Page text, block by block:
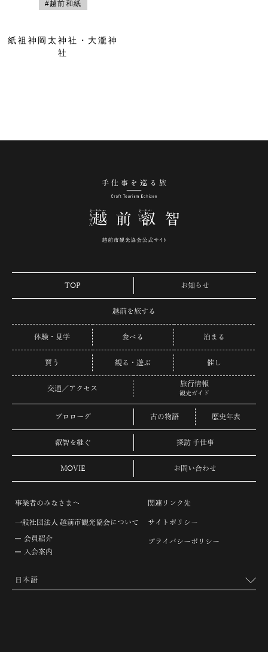
#越前和紙
紙祖神岡太神社・大瀧神
社
TOP お知らせ
越前を旅する
体験・見学 食べる 泊まる
買う 観る・遊ぶ 催し
交通／アクセス
旅行情報
観光ガイド
プロローグ 古の物語 歴史年表
叡智を継ぐ 探訪 手仕事
MOVIE お問い合わせ
事業者のみなさまへ
一般社団法人 越前市観光協会について
会員紹介
入会案内
関連リンク先
サイトポリシー
プライバシーポリシー